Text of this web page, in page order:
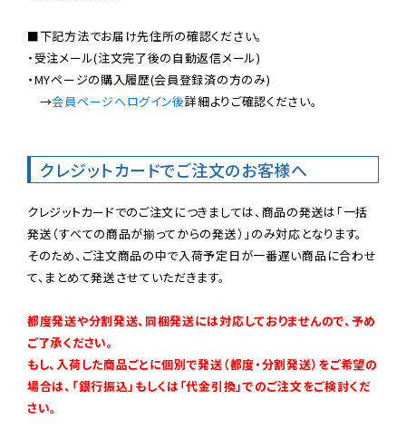
■下記方法でお届け先住所の確認ください。
・受注メール(注文完了後の自動返信メール)
・MYページの購入履歴(会員登録済の方のみ)
→会員ページへログイン後詳細よりご確認ください。
クレジットカードでご注文のお客様へ
クレジットカードでのご注文につきましては、商品の発送は「一括
発送（すべての商品が揃ってからの発送）」のみ対応となります。
そのため、ご注文商品の中で入荷予定日が一番遅い商品に合わせ
て、まとめて発送させていただきます。
都度発送や分割発送、同梱発送には対応しておりませんので、予め
ご了承ください。
もし、入荷した商品ごとに個別で発送（都度・分割発送）をご希望の
場合は、「銀行振込」もしくは「代金引換」でのご注文をご検討くだ
さい。